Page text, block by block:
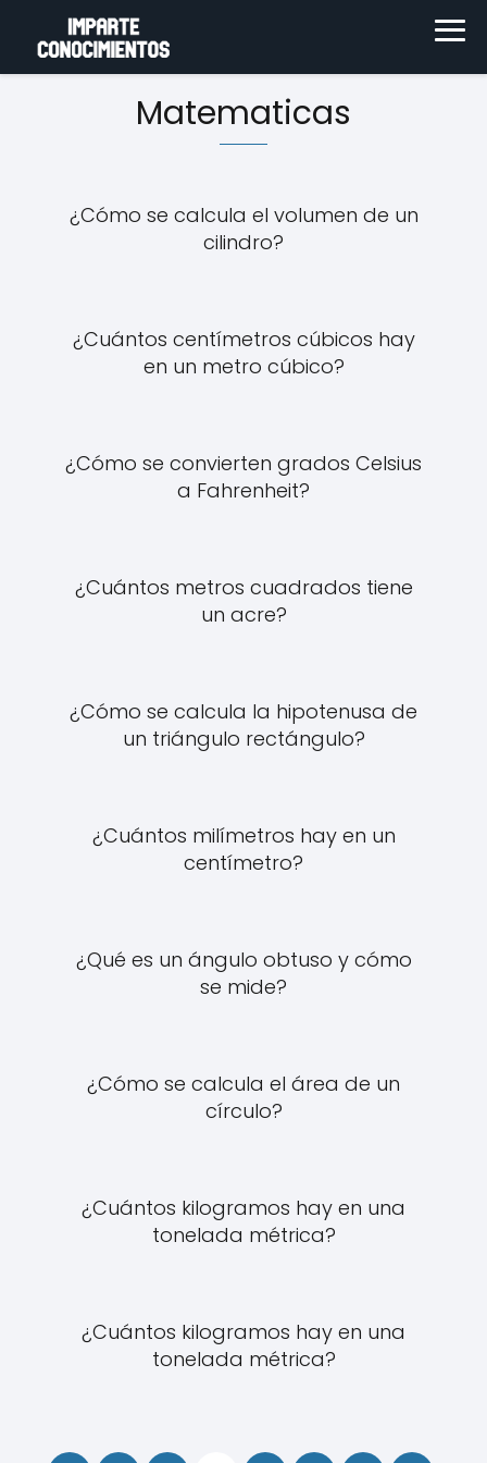
Matematicas
¿Cómo se calcula el volumen de un
cilindro?
¿Cuántos centímetros cúbicos hay
en un metro cúbico?
¿Cómo se convierten grados Celsius
a Fahrenheit?
¿Cuántos metros cuadrados tiene
un acre?
¿Cómo se calcula la hipotenusa de
un triángulo rectángulo?
¿Cuántos milímetros hay en un
centímetro?
¿Qué es un ángulo obtuso y cómo
se mide?
¿Cómo se calcula el área de un
círculo?
¿Cuántos kilogramos hay en una
tonelada métrica?
¿Cuántos kilogramos hay en una
tonelada métrica?